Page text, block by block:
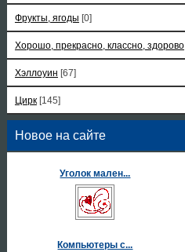
Фрукты, ягоды [0]
Хорошо, прекрасно, классно, здорово
Хэллоуин [67]
Цирк [145]
Новое на сайте
Уголок мален...
Компьютеры с...